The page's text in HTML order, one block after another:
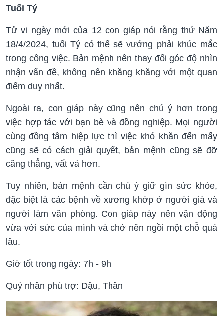
Tuổi Tý
Tử vi ngày mới của 12 con giáp nói rằng thứ Năm
18/4/2024, tuổi Tý có thể sẽ vướng phải khúc mắc
trong công việc. Bản mệnh nên thay đổi góc độ nhìn
nhận vấn đề, không nên khăng khăng với một quan
điểm duy nhất.
Ngoài ra, con giáp này cũng nên chú ý hơn trong
việc hợp tác với bạn bè và đồng nghiệp. Mọi người
cùng đồng tâm hiệp lực thì việc khó khăn đến mấy
cũng sẽ có cách giải quyết, bản mệnh cũng sẽ đỡ
căng thẳng, vất vả hơn.
Tuy nhiên, bản mệnh cần chú ý giữ gìn sức khỏe,
đặc biệt là các bệnh về xương khớp ở người già và
người làm văn phòng. Con giáp này nên vận động
vừa với sức của mình và chớ nên ngồi một chỗ quá
lâu.
Giờ tốt trong ngày: 7h - 9h
Quý nhân phù trợ: Dậu, Thân